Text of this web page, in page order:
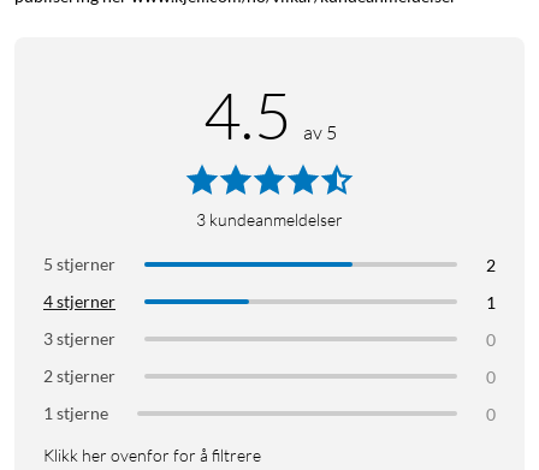
I pakken
4.5 av 5
3 kundeanmeldelser
5 stjerner
2
4 stjerner
1
3 stjerner
0
2 stjerner
0
1 stjerne
0
Klikk her ovenfor for å filtrere